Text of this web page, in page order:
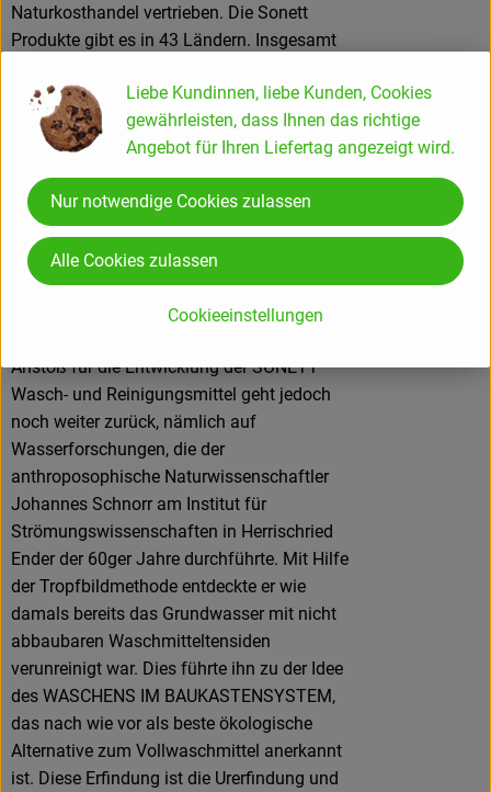
Naturkosthandel vertrieben. Die Sonett
Produkte gibt es in 43 Ländern. Insgesamt
Ländern und in 15 Sprachen.
Ausgangspunkt
SONETT gehört zu den Pionieren
ökologischer Wasch-und Reinigungsmittel
und wurde 1977 gegründet, parallel zu der
ganz neu aufkommenden
Anstoß für die Entwicklung der SONETT
Wasch- und Reinigungsmittel geht jedoch
noch weiter zurück, nämlich auf
Wasserforschungen, die der
anthroposophische Naturwissenschaftler
Johannes Schnorr am Institut für
Strömungswissenschaften in Herrischried
Ender der 60ger Jahre durchführte. Mit Hilfe
der Tropfbildmethode entdeckte er wie
damals bereits das Grundwasser mit nicht
abbaubaren Waschmitteltensiden
verunreinigt war. Dies führte ihn zu der Idee
des WASCHENS IM BAUKASTENSYSTEM,
das nach wie vor als beste ökologische
Alternative zum Vollwaschmittel anerkannt
ist. Diese Erfindung ist die Urerfindung und
Liebe Kundinnen, liebe Kunden, Cookies
gewährleisten, dass Ihnen das richtige
Angebot für Ihren Liefertag angezeigt wird.
Cookieeinstellungen
Nur notwendige Cookies zulassen
Alle Cookies zulassen